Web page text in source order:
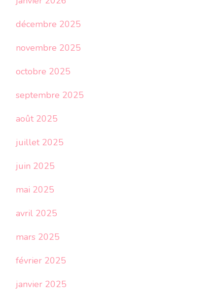
décembre 2025
novembre 2025
octobre 2025
septembre 2025
août 2025
juillet 2025
juin 2025
mai 2025
avril 2025
mars 2025
février 2025
janvier 2025